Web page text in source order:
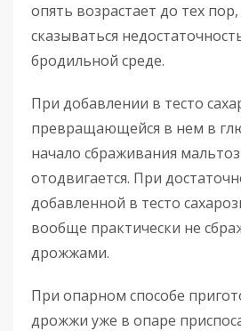
опять возрастает до тех
сказываться
бродильной среде.
При добавлении в тесто
превращающейся в нем в
начало сбраживания
отодвигается. При
добавленной в тесто
вообще практически не
дрожжами.
При опарном способе
дрожжи уже в опаре